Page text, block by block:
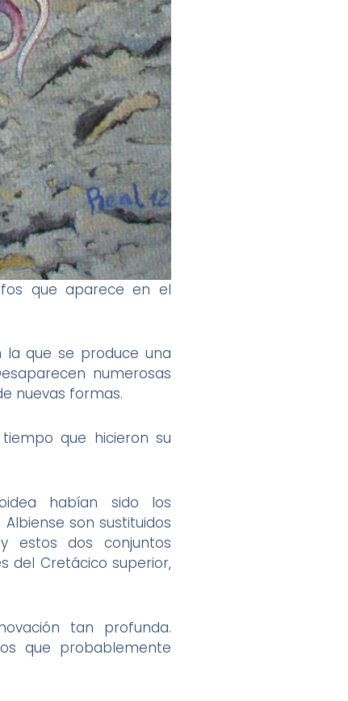
que aparece en el
la que se produce una
numerosas
nuevas formas.
que hicieron su
habían sido los
son sustituidos
estos dos conjuntos
del Cretácico superior,
tan profunda.
que probablemente